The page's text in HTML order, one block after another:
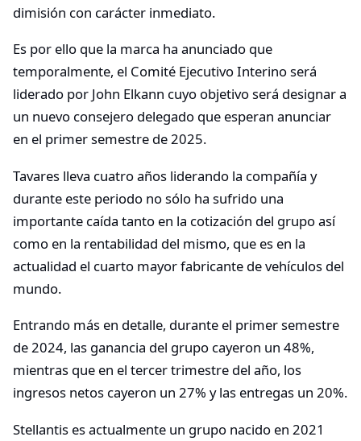
dimisión con carácter inmediato.
Es por ello que la marca ha anunciado que
temporalmente, el Comité Ejecutivo Interino será
liderado por John Elkann cuyo objetivo será designar a
un nuevo consejero delegado que esperan anunciar
en el primer semestre de 2025.
Tavares lleva cuatro años liderando la compañía y
durante este periodo no sólo ha sufrido una
importante caída tanto en la cotización del grupo así
como en la rentabilidad del mismo, que es en la
actualidad el cuarto mayor fabricante de vehículos del
mundo.
Entrando más en detalle, durante el primer semestre
de 2024, las ganancia del grupo cayeron un 48%,
mientras que en el tercer trimestre del año, los
ingresos netos cayeron un 27% y las entregas un 20%.
Stellantis es actualmente un grupo nacido en 2021